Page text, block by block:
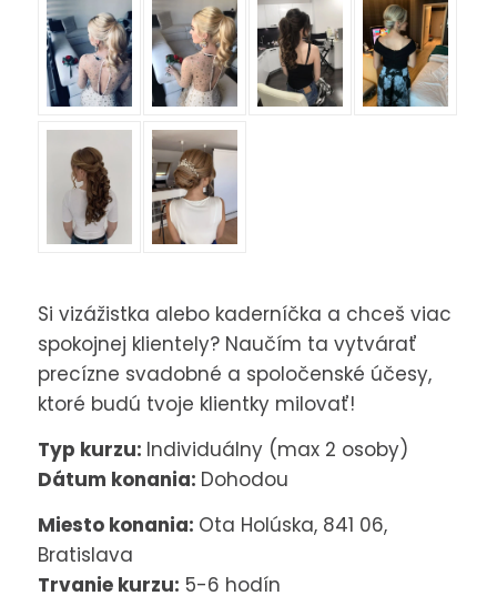
Si vizážistka alebo kaderníčka a chceš viac
spokojnej klientely? Naučím ta vytvárať
precízne svadobné a spoločenské účesy,
ktoré budú tvoje klientky milovať!
Typ kurzu: Individuálny (max 2 osoby)
Dátum konania: Dohodou
Miesto konania: Ota Holúska, 841 06,
Bratislava
Trvanie kurzu: 5-6 hodín